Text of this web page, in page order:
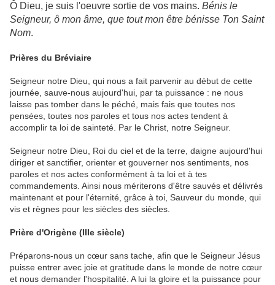
Ô Dieu, je suis l'oeuvre sortie de vos mains. Bénis le
Seigneur, ô mon âme, que tout mon être bénisse Ton Saint
Nom.
Prières du Bréviaire
Seigneur notre Dieu, qui nous a fait parvenir au début de cette
journée, sauve-nous aujourd'hui, par ta puissance : ne nous
laisse pas tomber dans le péché, mais fais que toutes nos
pensées, toutes nos paroles et tous nos actes tendent à
accomplir ta loi de sainteté. Par le Christ, notre Seigneur.
Seigneur notre Dieu, Roi du ciel et de la terre, daigne aujourd'hui
diriger et sanctifier, orienter et gouverner nos sentiments, nos
paroles et nos actes conformément à ta loi et à tes
commandements. Ainsi nous mériterons d'être sauvés et délivrés
maintenant et pour l'éternité, grâce à toi, Sauveur du monde, qui
vis et règnes pour les siècles des siècles.
Prière d'Origène (IIIe siècle)
Préparons-nous un cœur sans tache, afin que le Seigneur Jésus
puisse entrer avec joie et gratitude dans le monde de notre cœur
et nous demander l'hospitalité. A lui la gloire et la puissance pour